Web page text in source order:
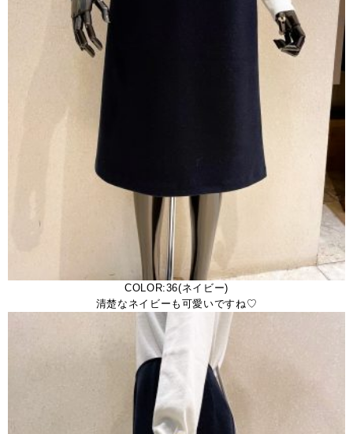
COLOR:36(ネイビー)
清楚なネイビーも可愛いですね♡